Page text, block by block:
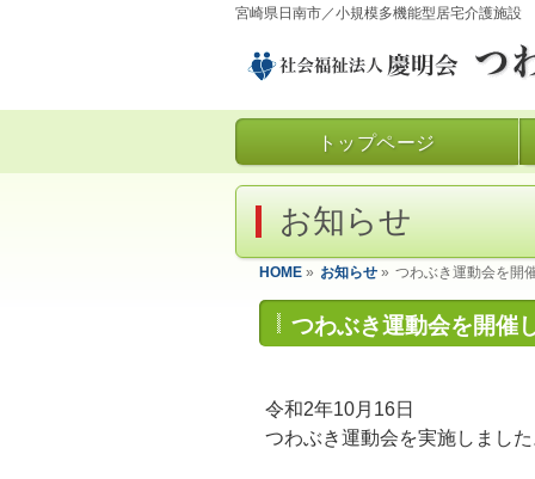
宮崎県日南市／小規模多機能型居宅介護施設
トップページ
お知らせ
HOME » お知らせ » つわぶき運動会を開
つわぶき運動会を開催
令和2年10月16日
つわぶき運動会を実施しまし